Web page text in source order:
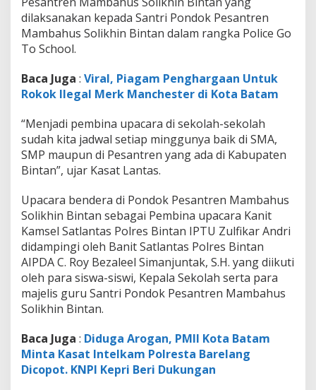
o
o
dilaksanakan kepada Santri Pondok Pesantren
Mambahus Solikhin Bintan dalam rangka Police Go
To School.
Baca Juga : Viral, Piagam Penghargaan Untuk
Rokok Ilegal Merk Manchester di Kota Batam
“Menjadi pembina upacara di sekolah-sekolah
sudah kita jadwal setiap minggunya baik di SMA,
SMP maupun di Pesantren yang ada di Kabupaten
Bintan”, ujar Kasat Lantas.
Upacara bendera di Pondok Pesantren Mambahus
Solikhin Bintan sebagai Pembina upacara Kanit
Kamsel Satlantas Polres Bintan IPTU Zulfikar Andri
didampingi oleh Banit Satlantas Polres Bintan
AIPDA C. Roy Bezaleel Simanjuntak, S.H. yang diikuti
oleh para siswa-siswi, Kepala Sekolah serta para
majelis guru Santri Pondok Pesantren Mambahus
Solikhin Bintan.
Baca Juga : Diduga Arogan, PMII Kota Batam
Minta Kasat Intelkam Polresta Barelang
Dicopot. KNPI Kepri Beri Dukungan